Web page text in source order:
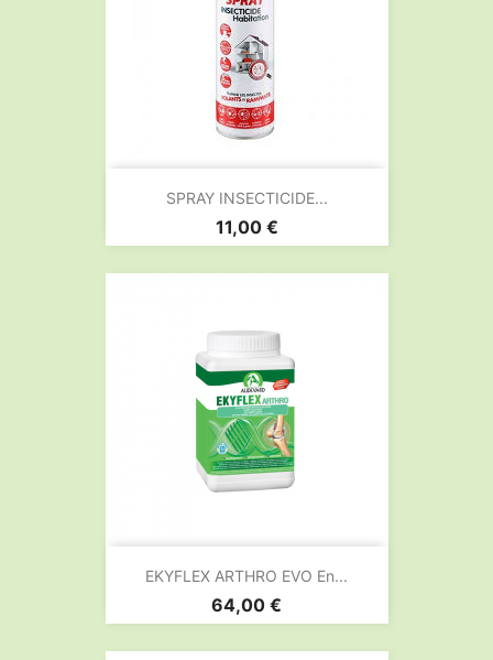
SPRAY INSECTICIDE...
Prix
11,00 €
EKYFLEX ARTHRO EVO En...
Prix
64,00 €